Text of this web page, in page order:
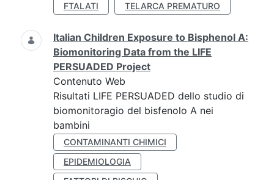
FTALATI
TELARCA PREMATURO
Italian Children Exposure to Bisphenol A:
Biomonitoring Data from the LIFE
PERSUADED Project
Contenuto Web
Risultati LIFE PERSUADED dello studio di
biomonitoragio del bisfenolo A nei
bambini
CONTAMINANTI CHIMICI
EPIDEMIOLOGIA